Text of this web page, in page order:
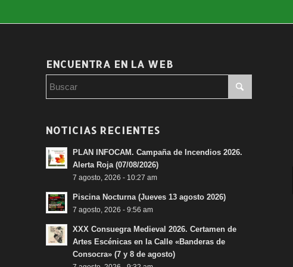
ENCUENTRA EN LA WEB
NOTICIAS RECIENTES
PLAN INFOCAM. Campaña de Incendios 2026.
Alerta Roja (07/08/2026)
7 agosto, 2026 - 10:27 am
Piscina Nocturna (Jueves 13 agosto 2026)
7 agosto, 2026 - 9:56 am
XXX Consuegra Medieval 2026. Certamen de
Artes Escénicas en la Calle «Banderas de
Consocra» (7 y 8 de agosto)